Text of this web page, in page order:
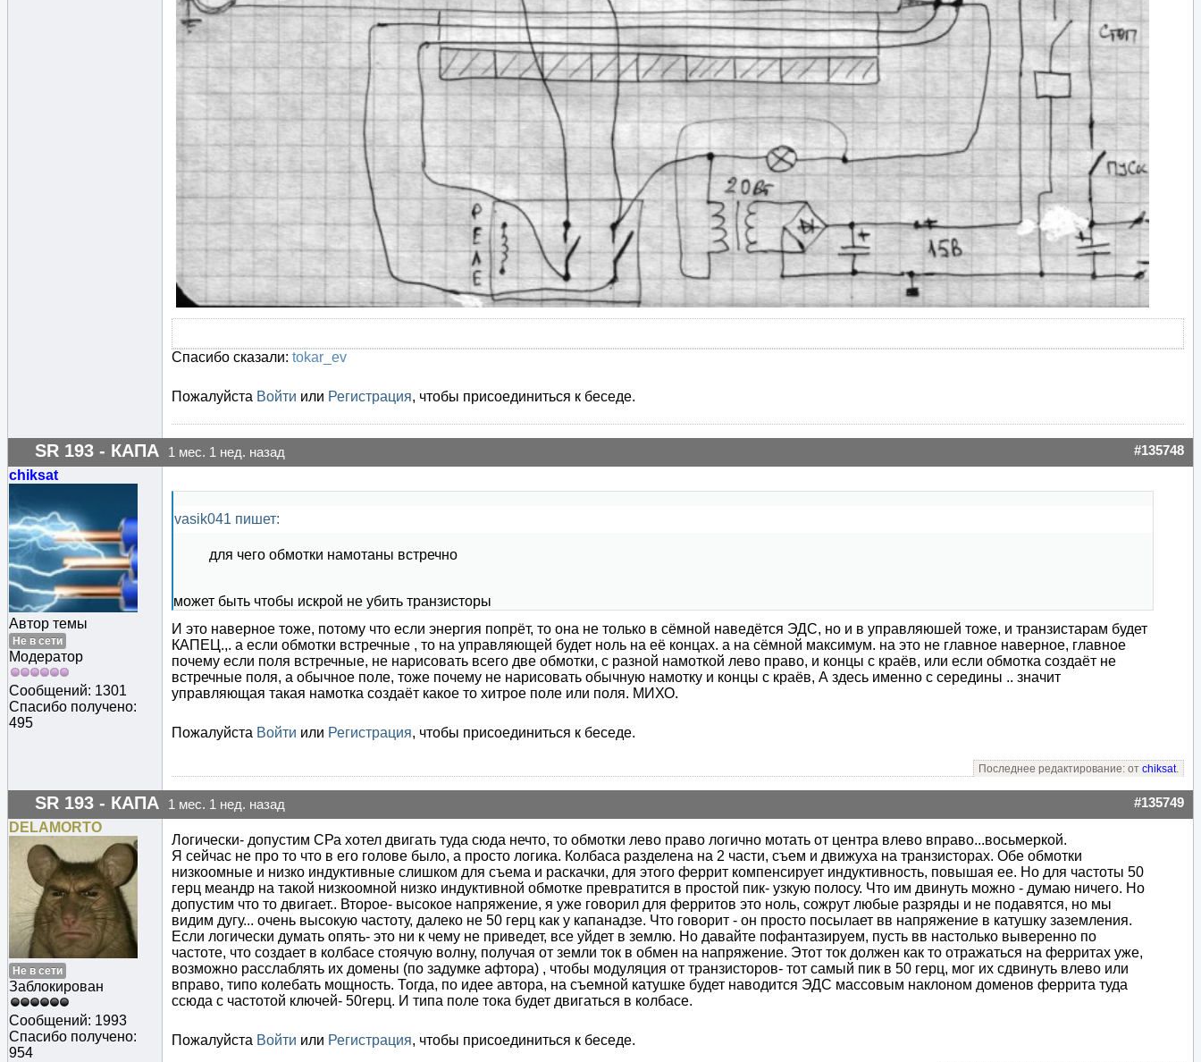
Спасибо сказали: tokar_ev
Пожалуйста Войти или Регистрация, чтобы присоединиться к беседе.
SR 193 - КАПА 1 мес. 1 нед. назад #135748
chiksat
Автор темы
Не в сети
Модератор
Сообщений: 1301
Спасибо получено:
495
vasik041 пишет:
для чего обмотки намотаны встречно
может быть чтобы искрой не убить транзисторы
И это наверное тоже, потому что если энергия попрёт, то она не только в сёмной наведётся ЭДС, но и в управляюшей тоже, и транзистарам будет
КАПЕЦ.,. а если обмотки встречные , то на управляющей будет ноль на её концах. а на сёмной максимум. на это не главное наверное, главное
почему если поля встречные, не нарисовать всего две обмотки, с разной намоткой лево право, и концы с краёв, или если обмотка создаёт не
встречные поля, а обычное поле, тоже почему не нарисовать обычную намотку и концы с краёв, А здесь именно с середины .. значит
управляющая такая намотка создаёт какое то хитрое поле или поля. МИХО.
Пожалуйста Войти или Регистрация, чтобы присоединиться к беседе.
Последнее редактирование: от chiksat.
SR 193 - КАПА 1 мес. 1 нед. назад #135749
DELAMORTO
Не в сети
Заблокирован
Сообщений: 1993
Спасибо получено:
954
Логически- допустим СРа хотел двигать туда сюда нечто, то обмотки лево право логично мотать от центра влево вправо...восьмеркой.
Я сейчас не про то что в его голове было, а просто логика. Колбаса разделена на 2 части, съем и движуха на транзисторах. Обе обмотки
низкоомные и низко индуктивные слишком для съема и раскачки, для этого феррит компенсирует индуктивность, повышая ее. Но для частоты 50
герц меандр на такой низкоомной низко индуктивной обмотке превратится в простой пик- узкую полосу. Что им двинуть можно - думаю ничего. Но
допустим что то двигает.. Второе- высокое напряжение, я уже говорил для ферритов это ноль, сожрут любые разряды и не подавятся, но мы
видим дугу... очень высокую частоту, далеко не 50 герц как у капанадзе. Что говорит - он просто посылает вв напряжение в катушку заземления.
Если логически думать опять- это ни к чему не приведет, все уйдет в землю. Но давайте пофантазируем, пусть вв настолько выверенно по
частоте, что создает в колбасе стоячую волну, получая от земли ток в обмен на напряжение. Этот ток должен как то отражаться на ферритах уже,
возможно расслаблять их домены (по задумке афтора) , чтобы модуляция от транзисторов- тот самый пик в 50 герц, мог их сдвинуть влево или
вправо, типо колебать мощность. Тогда, по идее автора, на съемной катушке будет наводится ЭДС массовым наклоном доменов феррита туда
ссюда с частотой ключей- 50герц. И типа поле тока будет двигаться в колбасе.
Пожалуйста Войти или Регистрация, чтобы присоединиться к беседе.